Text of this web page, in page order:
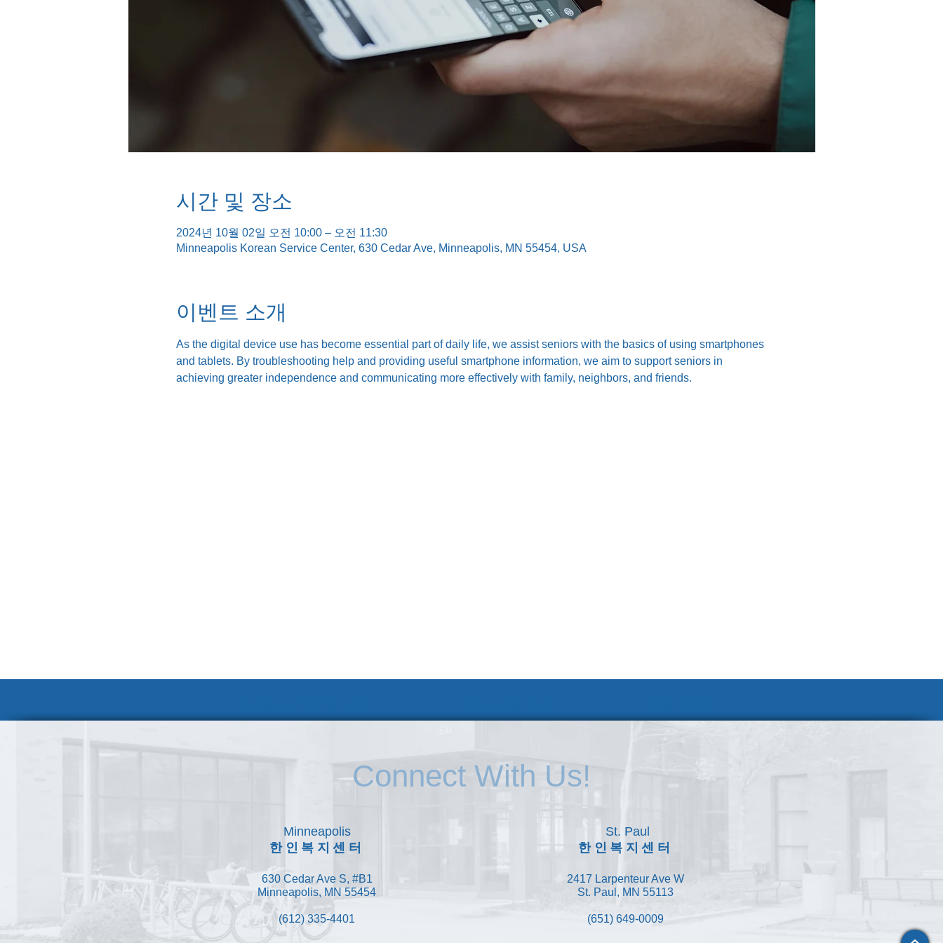
시간 및 장소
2024년 10월 02일 오전 10:00 – 오전 11:30
Minneapolis Korean Service Center, 630 Cedar Ave, Minneapolis, MN 55454, USA
이벤트 소개
As the digital device use has become essential part of daily life, we assist seniors with the basics of using smartphones
and tablets. By troubleshooting help and providing useful smartphone information, we aim to support seniors in
achieving greater independence and communicating more effectively with family, neighbors, and friends.
Connect With Us!
Minneapolis
한인복지센터
630 Cedar Ave S, #B1
Minneapolis, MN 55454
(612) 335-4401
St. Paul
한인복지센터
2417 Larpenteur Ave W
St. Paul, MN 55113
(651) 649-0009